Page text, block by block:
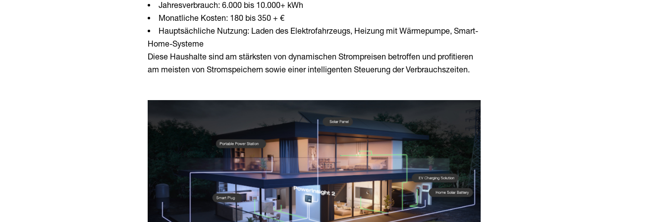
Jahresverbrauch: 6.000 bis 10.000+ kWh
Monatliche Kosten: 180 bis 350 + €
Hauptsächliche Nutzung: Laden des Elektrofahrzeugs, Heizung mit Wärmepumpe, Smart-
Home-Systeme
Diese Haushalte sind am stärksten von dynamischen Strompreisen betroffen und profitieren
am meisten von Stromspeichern sowie einer intelligenten Steuerung der Verbrauchszeiten.